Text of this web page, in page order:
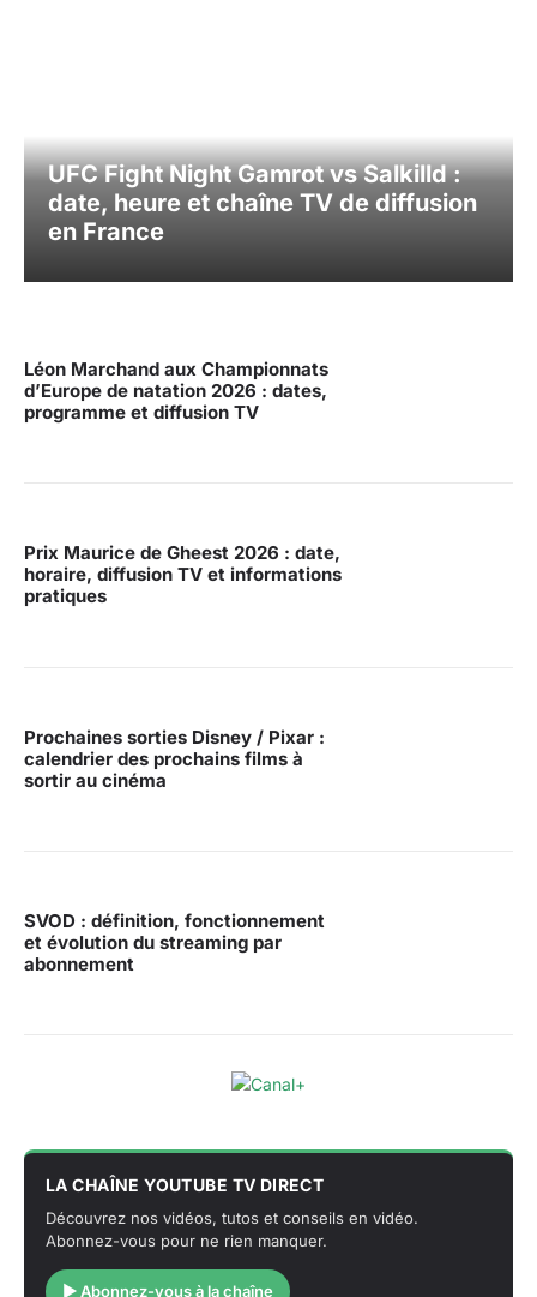
UFC Fight Night Gamrot vs Salkilld :
date, heure et chaîne TV de diffusion
en France
Léon Marchand aux Championnats
d’Europe de natation 2026 : dates,
programme et diffusion TV
Prix Maurice de Gheest 2026 : date,
horaire, diffusion TV et informations
pratiques
Prochaines sorties Disney / Pixar :
calendrier des prochains films à
sortir au cinéma
SVOD : définition, fonctionnement
et évolution du streaming par
abonnement
LA CHAÎNE YOUTUBE TV DIRECT
Découvrez nos vidéos, tutos et conseils en vidéo.
Abonnez-vous pour ne rien manquer.
▶ Abonnez-vous à la chaîne